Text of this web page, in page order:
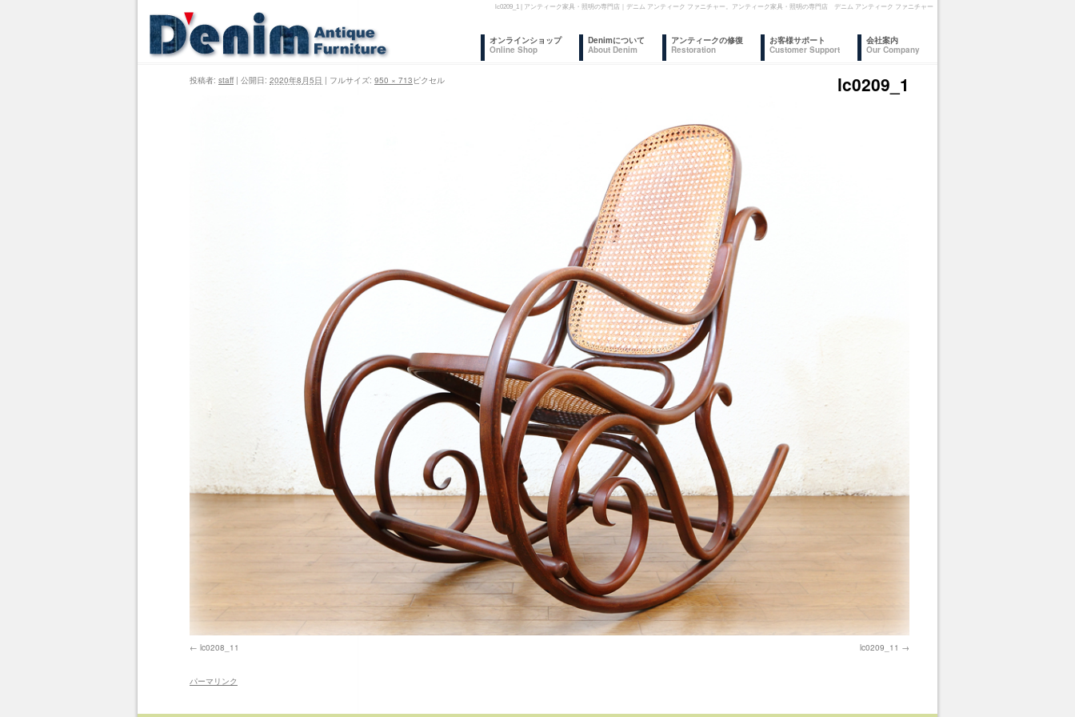
lc0209_1 | アンティーク家具・照明の専門店｜デニム アンティーク ファニチャー。アンティーク家具・照明の専門店 デニム アンティーク ファニチャー
テ
オンラインショップ
Online Shop
Denimについて
About Denim
アンティークの修復
Restoration
お客様サポート
Customer Support
会社案内
Our Company
lc0209_1
投稿者: staff | 公開日: 2020年8月5日 | フルサイズ: 950 × 713 ピクセル
lc0208_11 lc0209_11
パーマリンク